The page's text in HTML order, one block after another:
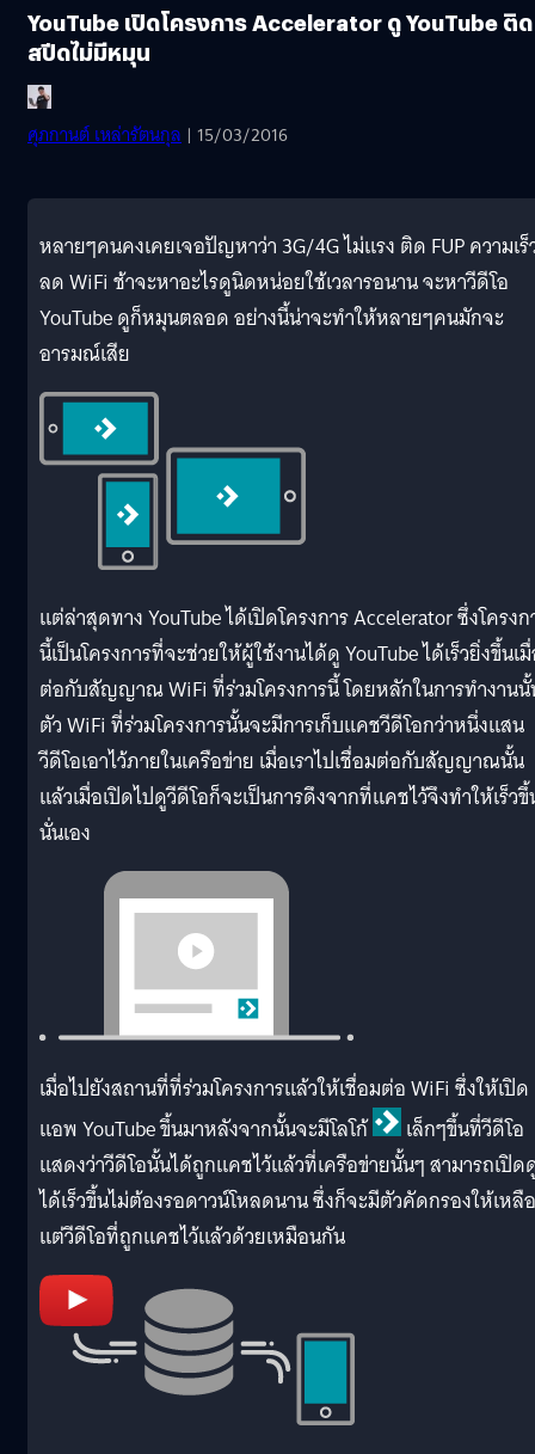
YouTube เปิดโครงการ Accelerator ดู YouTube ติด
สปีดไม่มีหมุน
ศุภกานต์ เหล่ารัตนกุล | 15/03/2016
หลายๆคนคงเคยเจอปัญหาว่า 3G/4G ไม่แรง ติด FUP ความเร็
ลด WiFi ช้าจะหาอะไรดูนิดหน่อยใช้เวลารอนาน จะหาวีดีโอ
YouTube ดูก็หมุนตลอด อย่างนี้น่าจะทำให้หลายๆคนมักจะ
อารมณ์เสีย
แต่ล่าสุดทาง YouTube ได้เปิดโครงการ Accelerator ซึ่งโครงก
นี้เป็นโครงการที่จะช่วยให้ผู้ใช้งานได้ดู YouTube ได้เร็วยิ่งขึ้นเ
ต่อกับสัญญาณ WiFi ที่ร่วมโครงการนี้ โดยหลักในการทำงาน
ตัว WiFi ที่ร่วมโครงการนั้นจะมีการเก็บแคชวีดีโอกว่าหนึ่งแสน
วีดีโอเอาไว้ภายในเครือข่าย เมื่อเราไปเชื่อมต่อกับสัญญาณนั้น
แล้วเมื่อเปิดไปดูวีดีโอก็จะเป็นการดึงจากที่แคชไว้จึงทำให้เร็ว
นั่นเอง
เมื่อไปยังสถานที่ที่ร่วมโครงการแล้วให้เชื่อมต่อ WiFi ซึ่งให้เปิด
แอพ YouTube ขึ้นมาหลังจากนั้นจะมีโลโก้
เล็กๆขึ้นที่วีดีโอ
แสดงว่าวีดีโอนั้นได้ถูกแคชไว้แล้วที่เครือข่ายนั้นๆ สามารถเปิด
ได้เร็วขึ้นไม่ต้องรอดาวน์โหลดนาน ซึ่งก็จะมีตัวคัดกรองให้เหลือ
แต่วีดีโอที่ถูกแคชไว้แล้วด้วยเหมือนกัน